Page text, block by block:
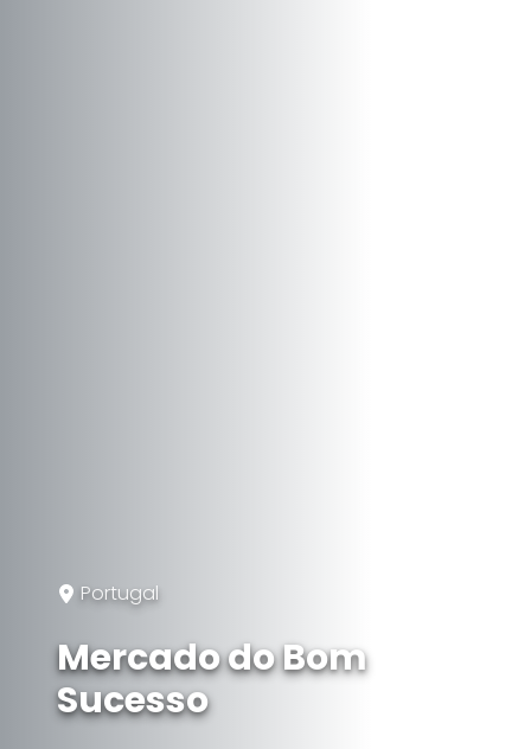
Portugal
Mercado do Bom
Sucesso